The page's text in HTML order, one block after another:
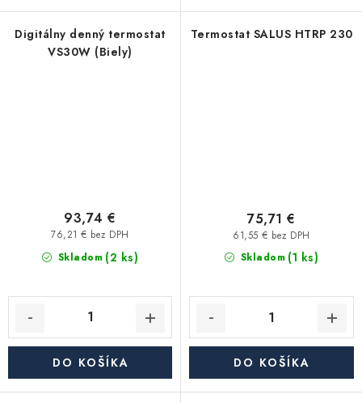
Digitálny denný termostat
VS30W (Biely)
Skladom (2 ks)
76,21 € bez DPH
93,74 €
DO KOŠÍKA
Termostat SALUS HTRP 230
Skladom (1 ks)
61,55 € bez DPH
75,71 €
DO KOŠÍKA